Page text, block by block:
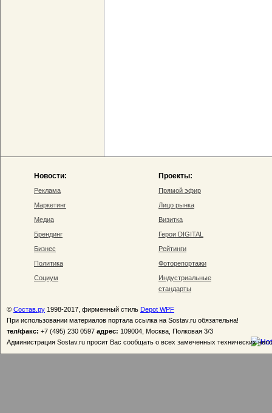
Новости:
Реклама
Маркетинг
Медиа
Брендинг
Бизнес
Политика
Социум
Проекты:
Прямой эфир
Лицо рынка
Визитка
Герои DIGITAL
Рейтинги
Фоторепортажи
Индустриальные
стандарты
© Состав.ру 1998-2017, фирменный стиль Depot WPF
При использовании материалов портала ссылка на Sostav.ru обязательна!
тел/факс: +7 (495) 230 0597 адрес: 109004, Москва, Полковая 3/3
Администрация Sostav.ru просит Вас сообщать о всех замеченных технических